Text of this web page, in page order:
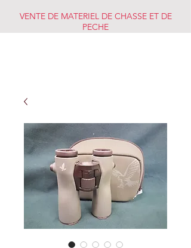
VENTE DE MATERIEL DE CHASSE ET DE
PECHE